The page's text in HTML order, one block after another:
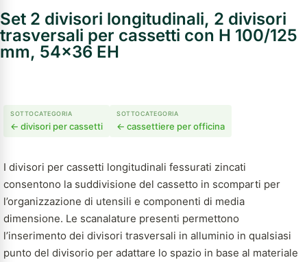
Set 2 divisori longitudinali, 2 divisori
trasversali per cassetti con H 100/125
mm, 54x36 EH
SOTTOCATEGORIA
← divisori per cassetti
SOTTOCATEGORIA
← cassettiere per officina
I divisori per cassetti longitudinali fessurati zincati
consentono la suddivisione del cassetto in scomparti per
l’organizzazione di utensili e componenti di media
dimensione. Le scanalature presenti permettono
l’inserimento dei divisori trasversali in alluminio in qualsiasi
punto del divisorio per adattare lo spazio in base al materiale